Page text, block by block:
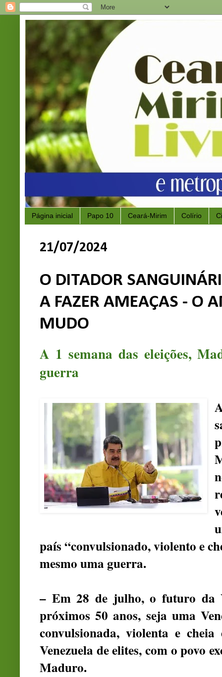
Página inicial Papo 10 Ceará-Mirim Colírio
21/07/2024
O DITADOR
A FAZER AMEAÇAS - O
MUDO
A 1 semana das eleições,
guerra
país “convulsionado, violento e
mesmo uma guerra.
– Em 28 de julho, o futuro da
próximos 50 anos, seja uma
convulsionada, violenta e
Venezuela de elites, com o povo
Maduro.